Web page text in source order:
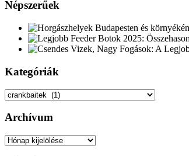
Népszerűek
Kategóriák
Kategóriák
Archívum
Archívum